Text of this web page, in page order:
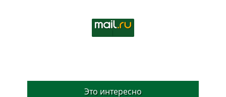
Это интересно